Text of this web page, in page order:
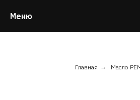
Меню
Главная → Масло